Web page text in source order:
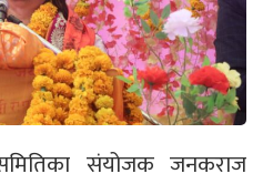
संयोजक जनकराज